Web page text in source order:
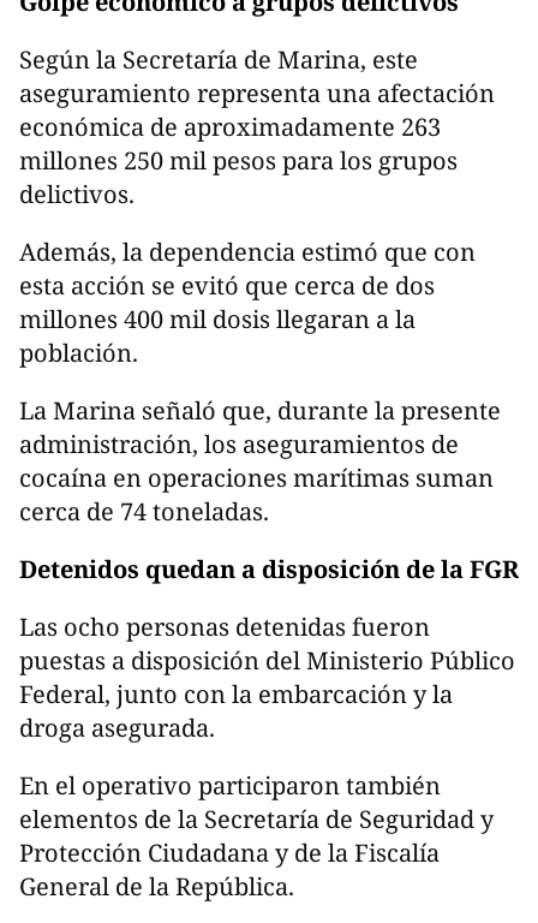
Según la Secretaría de Marina, este
aseguramiento representa una afectación
económica de aproximadamente 263
millones 250 mil pesos para los grupos
delictivos.
Además, la dependencia estimó que con
esta acción se evitó que cerca de dos
millones 400 mil dosis llegaran a la
población.
La Marina señaló que, durante la presente
administración, los aseguramientos de
cocaína en operaciones marítimas suman
cerca de 74 toneladas.
Detenidos quedan a disposición de la FGR
Las ocho personas detenidas fueron
puestas a disposición del Ministerio Público
Federal, junto con la embarcación y la
droga asegurada.
En el operativo participaron también
elementos de la Secretaría de Seguridad y
Protección Ciudadana y de la Fiscalía
General de la República.